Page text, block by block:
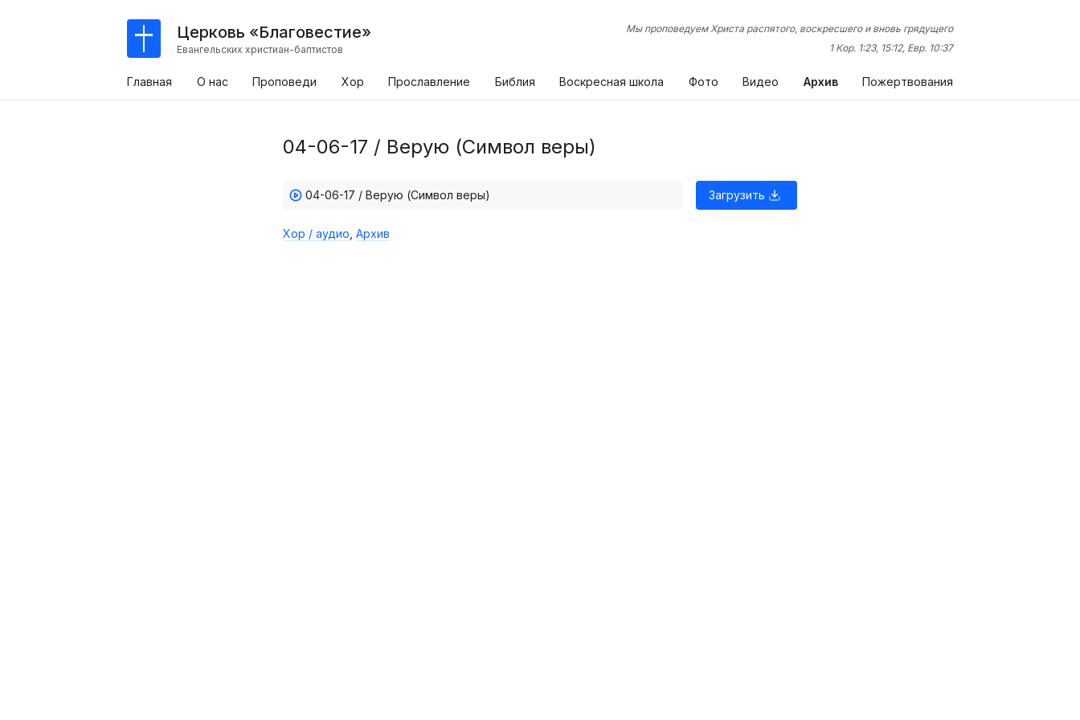
Церковь «Благовестие»
Евангельских христиан-баптистов
Мы проповедуем Христа распятого, воскресшего и вновь грядущего
1 Кор. 1:23, 15:12, Евр. 10:37
Главная О нас Проповеди Хор Прославление Библия Воскресная школа Фото Видео Архив Пожертвования
04-06-17 / Верую (Символ веры)
Загрузить
04-06-17 / Верую (Символ веры)
Хор / аудио Архив